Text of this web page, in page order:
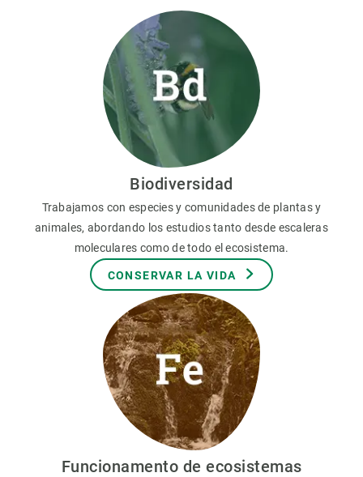
Biodiversidad
Trabajamos con especies y comunidades de plantas y
animales, abordando los estudios tanto desde escaleras
moleculares como de todo el ecosistema.
CONSERVAR LA VIDA
Funcionamento de ecosistemas